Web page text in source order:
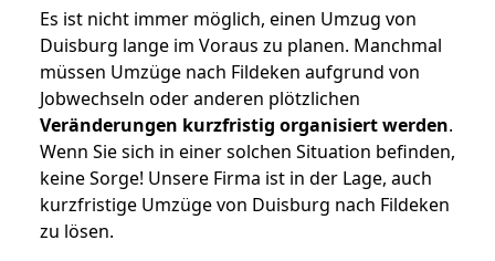
Es ist nicht immer möglich, einen Umzug von
Duisburg lange im Voraus zu planen. Manchmal
müssen Umzüge nach Fildeken aufgrund von
Jobwechseln oder anderen plötzlichen
Veränderungen kurzfristig organisiert werden.
Wenn Sie sich in einer solchen Situation befinden,
keine Sorge! Unsere Firma ist in der Lage, auch
kurzfristige Umzüge von Duisburg nach Fildeken
zu lösen.